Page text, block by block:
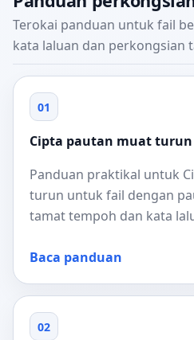
Terokai panduan untuk fail
kata laluan dan perkongsian
01
Cipta pautan muat
Panduan praktikal untuk
turun untuk fail dengan
tamat tempoh dan kata
Baca panduan
02